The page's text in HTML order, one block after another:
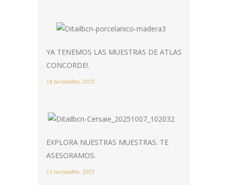
YA TENEMOS LAS MUESTRAS DE ATLAS
CONCORDE!.
18 noviembre, 2025
EXPLORA NUESTRAS MUESTRAS. TE
ASESORAMOS.
13 noviembre, 2025